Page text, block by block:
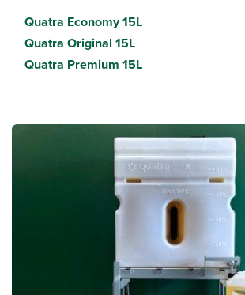
Quatra Economy 15L
Quatra Original 15L
Quatra Premium 15L